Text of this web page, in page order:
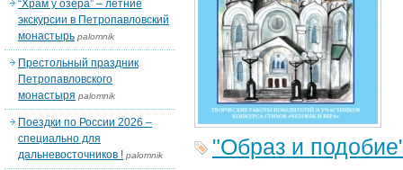
"Образ и
“Храм у озера” – летние
экскурсии в Петропавловский
монастырь palomnik
Престольный праздник
Петропавловского
монастыря palomnik
Поездки по России 2026 –
специально для
дальневосточников ! palomnik